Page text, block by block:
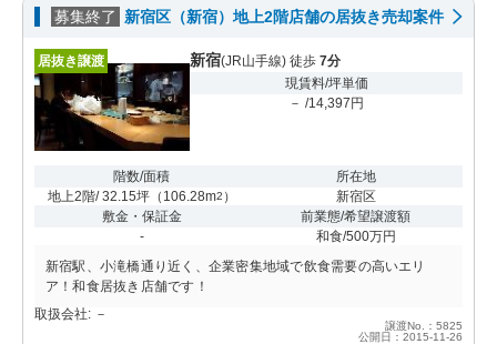
募集終了 新宿区（新宿）地上2階店舗の居抜き売却案件
居抜き譲渡 新宿(JR山手線) 徒歩 7分
現賃料/坪単価
－ /14,397円
階数/面積
地上2階/ 32.15坪（ 106.28m2 ）
所在地
新宿区
敷金・保証金
-
前業態/希望譲渡額
和食/500万円
新宿駅、小滝橋通り近く、企業密集地域で飲食需要の高いエリ
ア！和食居抜き店舗です！
取扱会社: －
譲渡No.：5825
公開日：2015-11-26